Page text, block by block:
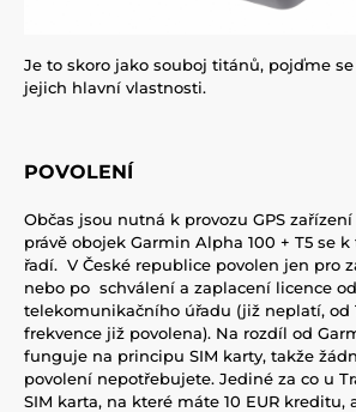
Je to skoro jako souboj titánů, pojďme
jejich hlavní vlastnosti.
POVOLENÍ
Občas jsou nutná k provozu GPS
právě obojek Garmin Alpha 100 + T5 se
řadí. V České republice povolen jen pro
nebo po schválení a zaplacení licence
telekomunikačního úřadu (již neplatí, od
frekvence již povolena). Na rozdíl od
funguje na principu SIM karty, takže
povolení nepotřebujete. Jediné za co u
SIM karta, na které máte 10 EUR kreditu,